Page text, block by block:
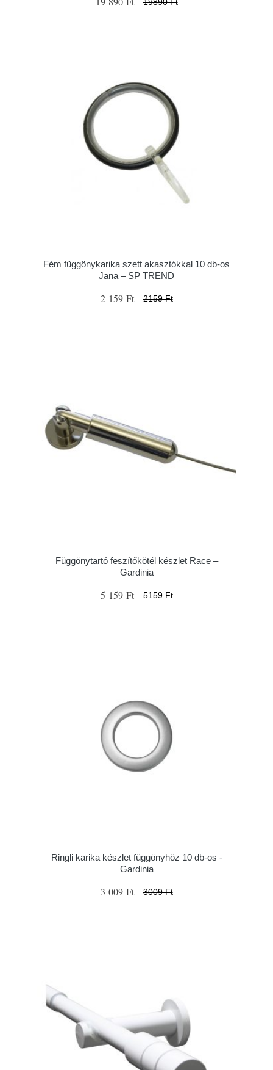
Fém függönykarika szett akasztókkal 10 db-os
Jana – SP TREND
2 159 Ft 2159 Ft
Függönytartó feszítőkötél készlet Race –
Gardinia
5 159 Ft 5159 Ft
Ringli karika készlet függönyhöz 10 db-os -
Gardinia
3 009 Ft 3009 Ft